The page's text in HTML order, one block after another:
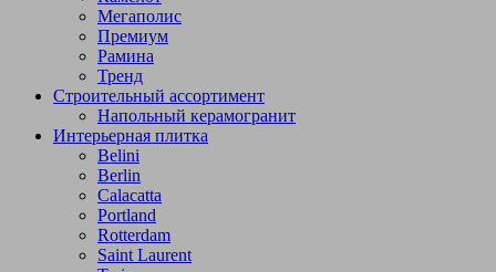
Мегаполис
Премиум
Рамина
Тренд
Строительный ассортимент
Напольный керамогранит
Интерьерная плитка
Belini
Berlin
Calacatta
Portland
Rotterdam
Saint Laurent